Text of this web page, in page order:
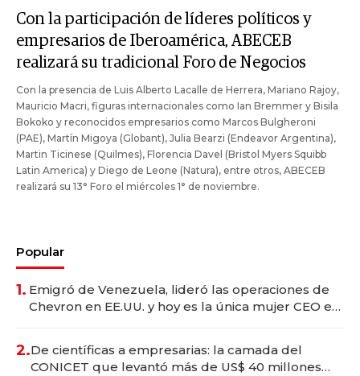
Con la participación de líderes políticos y
empresarios de Iberoamérica, ABECEB
realizará su tradicional Foro de Negocios
Con la presencia de Luis Alberto Lacalle de Herrera, Mariano Rajoy,
Mauricio Macri, figuras internacionales como Ian Bremmer y Bisila
Bokoko y reconocidos empresarios como Marcos Bulgheroni
(PAE), Martín Migoya (Globant), Julia Bearzi (Endeavor Argentina),
Martin Ticinese (Quilmes), Florencia Davel (Bristol Myers Squibb
Latin America) y Diego de Leone (Natura), entre otros, ABECEB
realizará su 13° Foro el miércoles 1° de noviembre.
Popular
1. Emigró de Venezuela, lideró las operaciones de
Chevron en EE.UU. y hoy es la única mujer CEO en
2.De científicas a empresarias: la camada del
CONICET que levantó más de US$ 40 millones